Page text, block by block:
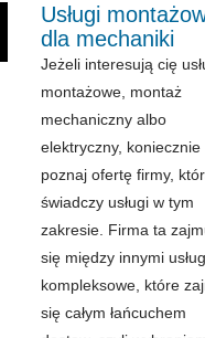
Usługi
dla mechaniki
Jeżeli interesują cię
montażowe, montaż
mechaniczny albo
elektryczny, koniecznie
poznaj ofertę firmy,
świadczy usługi w tym
zakresie. Firma ta
się między innymi
kompleksowe, które
się całym łańcuchem